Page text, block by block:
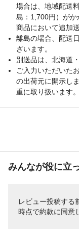
場合は、地域配送
島：1,700円）が
商品において追加
離島の場合、配送
ざいます。
別送品は、北海道
ご入力いただいた
の出荷元に開示し
重に取り扱います。
みんなが役に立
レビュー投稿する
時点で約款に同意